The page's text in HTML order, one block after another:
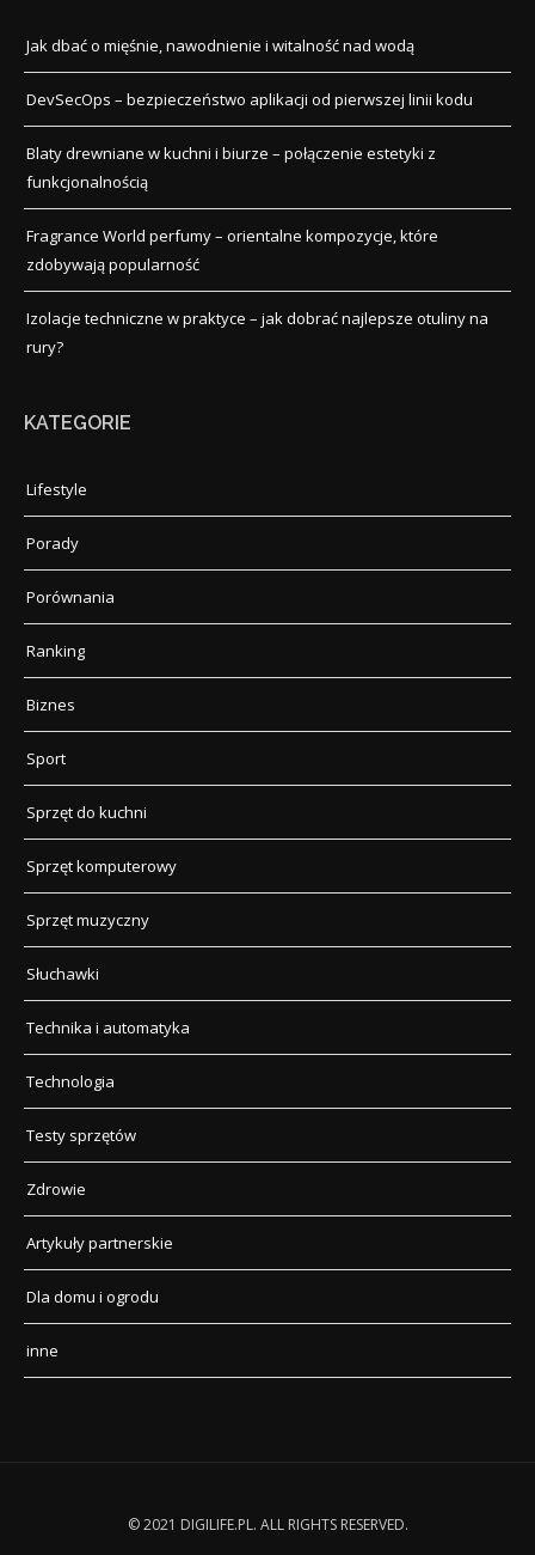
Jak dbać o mięśnie, nawodnienie i witalność nad wodą
DevSecOps – bezpieczeństwo aplikacji od pierwszej linii kodu
Blaty drewniane w kuchni i biurze – połączenie estetyki z
funkcjonalnością
Fragrance World perfumy – orientalne kompozycje, które
zdobywają popularność
Izolacje techniczne w praktyce – jak dobrać najlepsze otuliny na
rury?
KATEGORIE
Lifestyle
Porady
Porównania
Ranking
Biznes
Sport
Sprzęt do kuchni
Sprzęt komputerowy
Sprzęt muzyczny
Słuchawki
Technika i automatyka
Technologia
Testy sprzętów
Zdrowie
Artykuły partnerskie
Dla domu i ogrodu
inne
© 2021 DIGILIFE.PL. ALL RIGHTS RESERVED.